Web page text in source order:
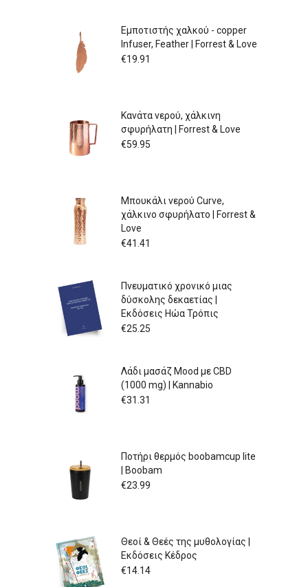
Εμποτιστής χαλκού - copper
Infuser, Feather | Forrest & Love
€19.91
Κανάτα νερού, χάλκινη
σφυρήλατη | Forrest & Love
€59.95
Μπουκάλι νερού Curve,
χάλκινο σφυρήλατο | Forrest &
Love
€41.41
Πνευματικό χρονικό μιας
δύσκολης δεκαετίας |
Εκδόσεις Ηώα Τρόπις
€25.25
Λάδι μασάζ Mood με CBD
(1000 mg) | Kannabio
€31.31
Ποτήρι θερμός boobamcup lite
| Boobam
€23.99
Θεοί & Θεές της μυθολογίας |
Εκδόσεις Κέδρος
€14.14